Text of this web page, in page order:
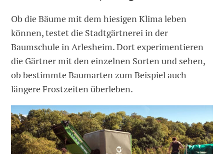
Ob die Bäume mit dem hiesigen Klima leben
können, testet die Stadtgärtnerei in der
Baumschule in Arlesheim. Dort experimentieren
die Gärtner mit den einzelnen Sorten und sehen,
ob bestimmte Baumarten zum Beispiel auch
längere Frostzeiten überleben.